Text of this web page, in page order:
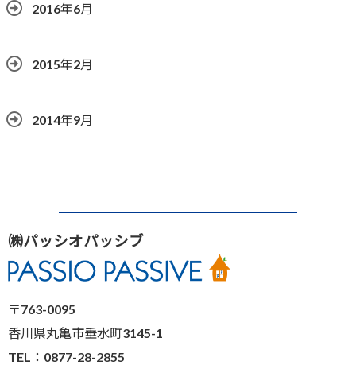
2016年6月
2015年2月
2014年9月
㈱パッシオパッシブ
〒763-0095
香川県丸亀市垂水町3145-1
TEL：0877-28-2855